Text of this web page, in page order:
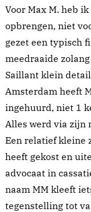
Voor Max M. heb
opbrengen, niet
gezet een typisch
meedraaide
Saillant klein
Amsterdam heeft
ingehuurd, niet 1
Alles werd via zijn
Een relatief kleine
heeft gekost en
advocaat in
naam MM kleeft
tegenstelling tot